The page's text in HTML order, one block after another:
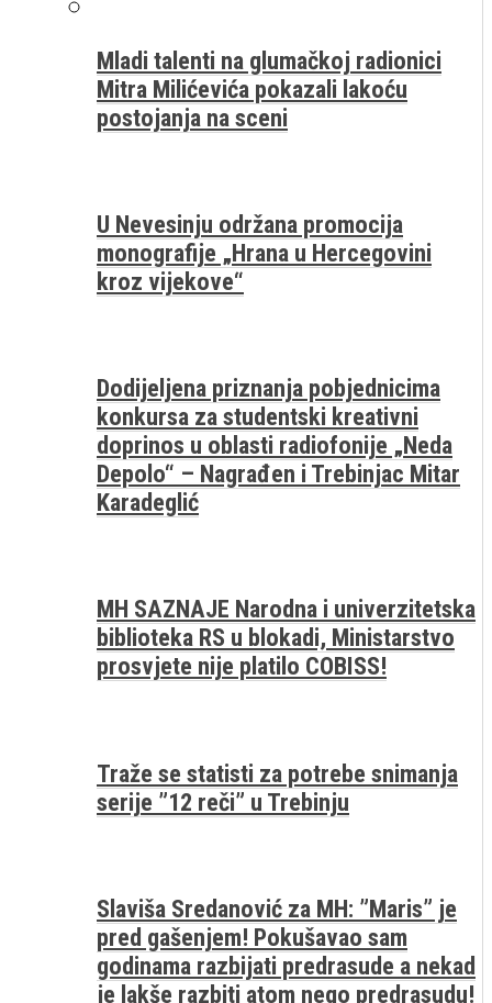
Mladi talenti na glumačkoj radionici
Mitra Milićevića pokazali lakoću
postojanja na sceni
U Nevesinju održana promocija
monografije „Hrana u Hercegovini
kroz vijekove“
Dodijeljena priznanja pobjednicima
konkursa za studentski kreativni
doprinos u oblasti radiofonije „Neda
Depolo“ – Nagrađen i Trebinjac Mitar
Karadeglić
MH SAZNAJE Narodna i univerzitetska
biblioteka RS u blokadi, Ministarstvo
prosvjete nije platilo COBISS!
Traže se statisti za potrebe snimanja
serije ”12 reči” u Trebinju
Slaviša Sredanović za MH: ”Maris” je
pred gašenjem! Pokušavao sam
godinama razbijati predrasude a nekad
je lakše razbiti atom nego predrasudu!